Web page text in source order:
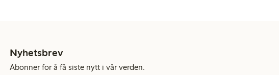
Nyhetsbrev
Abonner for å få siste nytt i vår verden.